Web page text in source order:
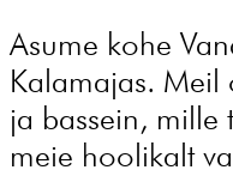
Asume kohe
Kalamajas. Meil
ja bassein, mille
meie hoolikalt